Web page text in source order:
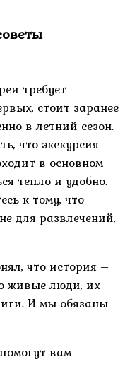
требует
стоит заранее
в летний сезон.
что экскурсия
в основном
тепло и удобно.
к тому, что
для развлечений,
что история –
живые люди, их
И мы обязаны
вам